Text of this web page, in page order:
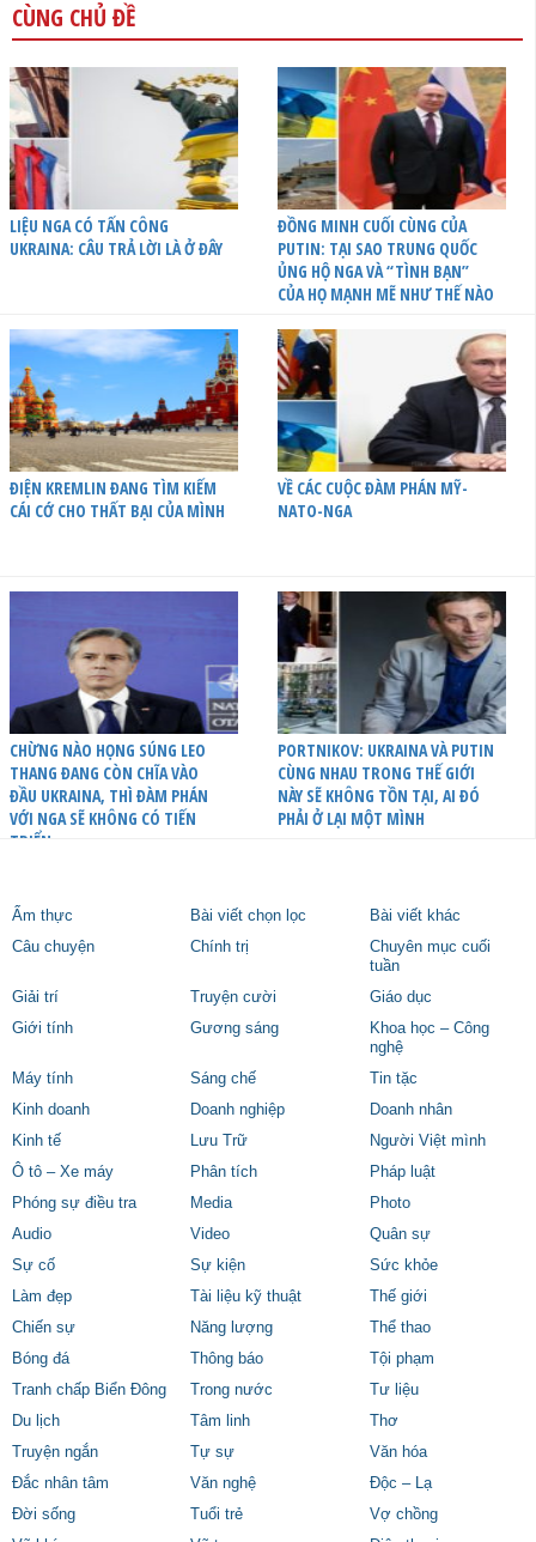
CÙNG CHỦ ĐỀ
LIỆU NGA CÓ TẤN CÔNG
UKRAINA: CÂU TRẢ LỜI LÀ Ở ĐÂY
ĐỒNG MINH CUỐI CÙNG CỦA
PUTIN: TẠI SAO TRUNG QUỐC
ỦNG HỘ NGA VÀ “TÌNH BẠN”
CỦA HỌ MẠNH MẼ NHƯ THẾ NÀO
ĐIỆN KREMLIN ĐANG TÌM KIẾM
CÁI CỚ CHO THẤT BẠI CỦA MÌNH
VỀ CÁC CUỘC ĐÀM PHÁN MỸ-
NATO-NGA
CHỪNG NÀO HỌNG SÚNG LEO
THANG ĐANG CÒN CHĨA VÀO
ĐẦU UKRAINA, THÌ ĐÀM PHÁN
VỚI NGA SẼ KHÔNG CÓ TIẾN
TRIỂN
PORTNIKOV: UKRAINA VÀ PUTIN
CÙNG NHAU TRONG THẾ GIỚI
NÀY SẼ KHÔNG TỒN TẠI, AI ĐÓ
PHẢI Ở LẠI MỘT MÌNH
Ẩm thực Bài viết chọn lọc
Bài viết khác
Câu chuyện
Chính trị
Chuyên mục cuối
tuần
Giải trí
Truyện cười
Giáo dục
Giới tính
Gương sáng
Khoa học – Công
nghệ
Máy tính
Sáng chế
Tin tặc
Kinh doanh
Doanh nghiệp
Doanh nhân
Kinh tế
Lưu Trữ
Người Việt mình
Ô tô – Xe máy
Phân tích
Pháp luật
Phóng sự điều tra
Media
Photo
Audio
Video
Quân sự
Sự cố
Sự kiện
Sức khỏe
Làm đẹp
Tài liệu kỹ thuật
Thế giới
Chiến sự
Năng lượng
Thể thao
Bóng đá
Thông báo
Tội phạm
Tranh chấp Biển Đông
Trong nước
Tư liệu
Du lịch
Tâm linh
Thơ
Truyện ngắn
Tự sự
Văn hóa
Đắc nhân tâm
Văn nghệ
Độc – Lạ
Đời sống
Tuổi trẻ
Vợ chồng